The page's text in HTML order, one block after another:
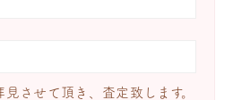
させて頂き、査定致します。